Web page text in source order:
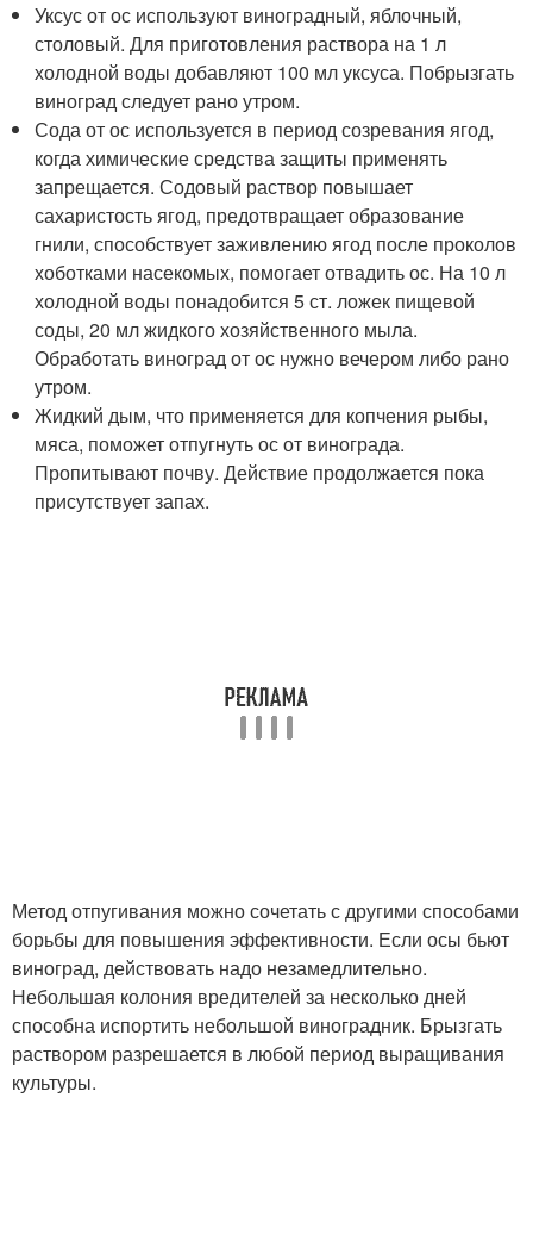
Уксус от ос используют виноградный, яблочный,
столовый. Для приготовления раствора на 1 л
холодной воды добавляют 100 мл уксуса. Побрызгать
виноград следует рано утром.
Сода от ос используется в период созревания ягод,
когда химические средства защиты применять
запрещается. Содовый раствор повышает
сахаристость ягод, предотвращает образование
гнили, способствует заживлению ягод после проколов
хоботками насекомых, помогает отвадить ос. На 10 л
холодной воды понадобится 5 ст. ложек пищевой
соды, 20 мл жидкого хозяйственного мыла.
Обработать виноград от ос нужно вечером либо рано
утром.
Жидкий дым, что применяется для копчения рыбы,
мяса, поможет отпугнуть ос от винограда.
Пропитывают почву. Действие продолжается пока
присутствует запах.
Метод отпугивания можно сочетать с другими способами
борьбы для повышения эффективности. Если осы бьют
виноград, действовать надо незамедлительно.
Небольшая колония вредителей за несколько дней
способна испортить небольшой виноградник. Брызгать
раствором разрешается в любой период выращивания
культуры.